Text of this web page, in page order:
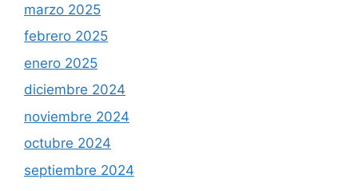
marzo 2025
febrero 2025
enero 2025
diciembre 2024
noviembre 2024
octubre 2024
septiembre 2024